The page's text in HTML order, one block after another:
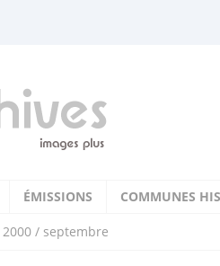
ÉMISSIONS COMMUNES
2000 / septembre